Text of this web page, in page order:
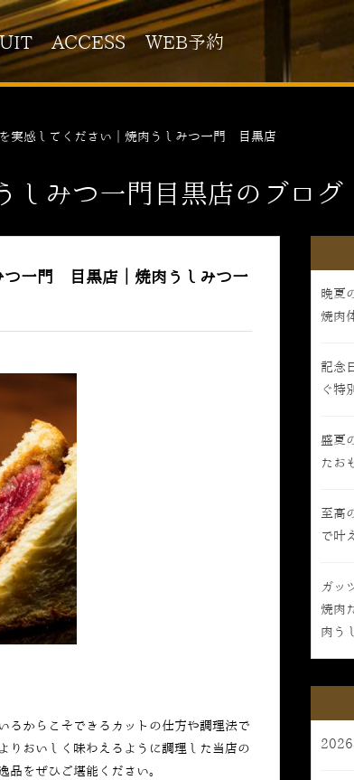
ACCESS WEB予約
実感してください｜焼肉うしみつ一門 目黒店
しみつ一門目黒店のブログ
つ一門 目黒店｜焼肉うしみつ一
るからこそできるカットの仕方や調理法で
りおいしく味わえるように調理した当店の
をぜひご堪能ください。
晩夏
焼肉
記念
ぐ特
盛夏
たお
至高
で叶
ガッ
焼肉
肉う
2026